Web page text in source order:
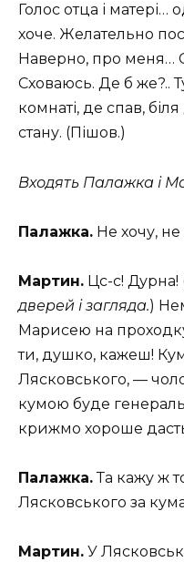
Голос отца і
хоче. Желательно
Наверно, про меня…
Сховаюсь. Де б же?..
комнаті, де спав,
стану. (Пішов.)
Входять Палажка і
Палажка. Не хочу, не
Мартин. Цс-с! Дурна!
дверей і загляда.)
Марисею на
ти, душко, кажеш!
Лясковського, —
кумою буде
крижмо хороше
Палажка.Та кажу ж
Лясковського за
Мартин. У